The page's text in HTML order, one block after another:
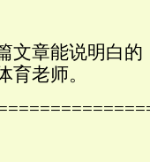
文章能说明白
育老师。